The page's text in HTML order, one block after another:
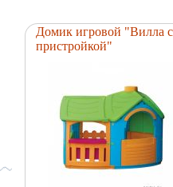
Домик игровой "Вилла с
пристройкой"